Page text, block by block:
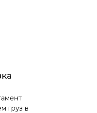
груз в